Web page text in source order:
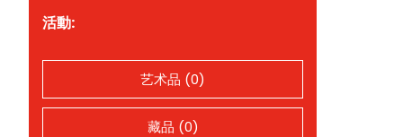
活動:
艺术品 (0)
藏品 (0)